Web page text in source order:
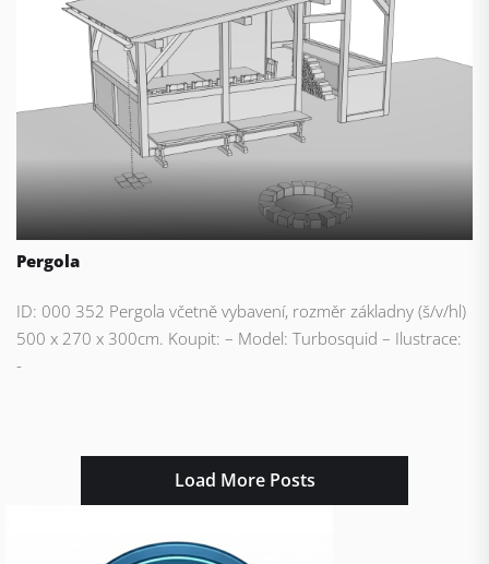
Pergola
ID: 000 352 Pergola včetně vybavení, rozměr základny (š/v/hl)
500 x 270 x 300cm. Koupit: – Model: Turbosquid – Ilustrace:
-
Load More Posts